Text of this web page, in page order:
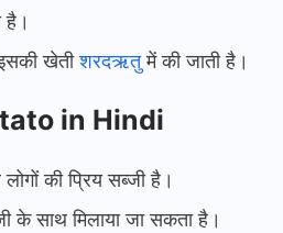
है।
खेतीशरदऋतुमें की जाती है।
in Hindi
की प्रिय सब्जी है।
के साथ मिलाया जा सकता है।